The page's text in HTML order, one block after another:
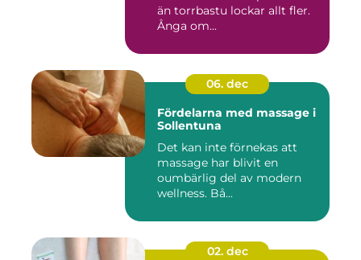
än torrbastu lockar allt fler.
Ånga om...
06. dec
Fördelarna med massage i
Sollentuna
Det kan inte förnekas att
massage har blivit en
oumbärlig del av modern
wellness. Bå...
02. dec